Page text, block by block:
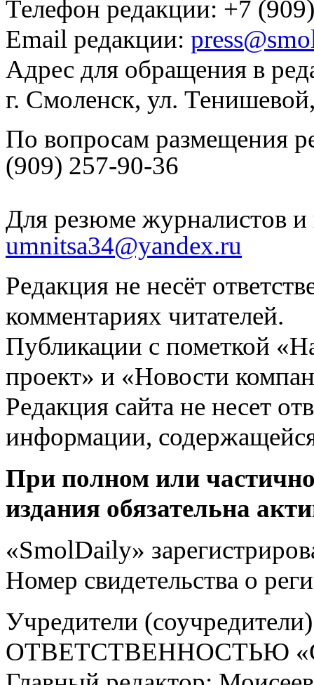
Телефон редакции: +7
Email редакции:
Адрес для обращения в
г. Смоленск, ул.
По вопросам размещения
(909) 257-90-36
Для резюме журналистов и
umnitsa34@yandex.ru
Редакция не несёт
комментариях читателей.
Публикации с пометкой
проект» и «Новости
Редакция сайта не несет
информации,
При полном или
издания обязательна
«SmolDaily»
Номер свидетельства о
Учредители
ОТВЕТСТВЕННОСТЬЮ